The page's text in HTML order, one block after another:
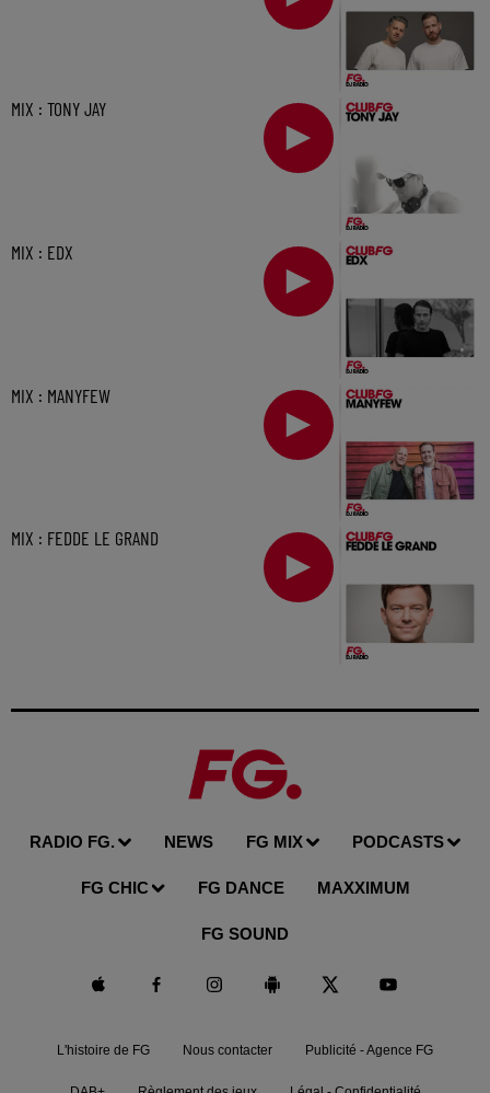
MIX : TONY JAY
MIX : EDX
MIX : MANYFEW
MIX : FEDDE LE GRAND
RADIO FG. NEWS FG MIX PODCASTS
FG CHIC FG DANCE MAXXIMUM
FG SOUND
L'histoire de FG Nous contacter Publicité - Agence FG